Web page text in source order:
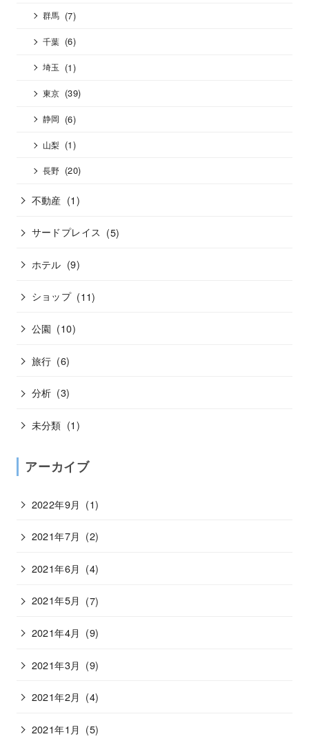
群馬 (7)
千葉 (6)
埼玉 (1)
東京 (39)
静岡 (6)
山梨 (1)
長野 (20)
不動産 (1)
サードプレイス (5)
ホテル (9)
ショップ (11)
公園 (10)
旅行 (6)
分析 (3)
未分類 (1)
アーカイブ
2022年9月 (1)
2021年7月 (2)
2021年6月 (4)
2021年5月 (7)
2021年4月 (9)
2021年3月 (9)
2021年2月 (4)
2021年1月 (5)